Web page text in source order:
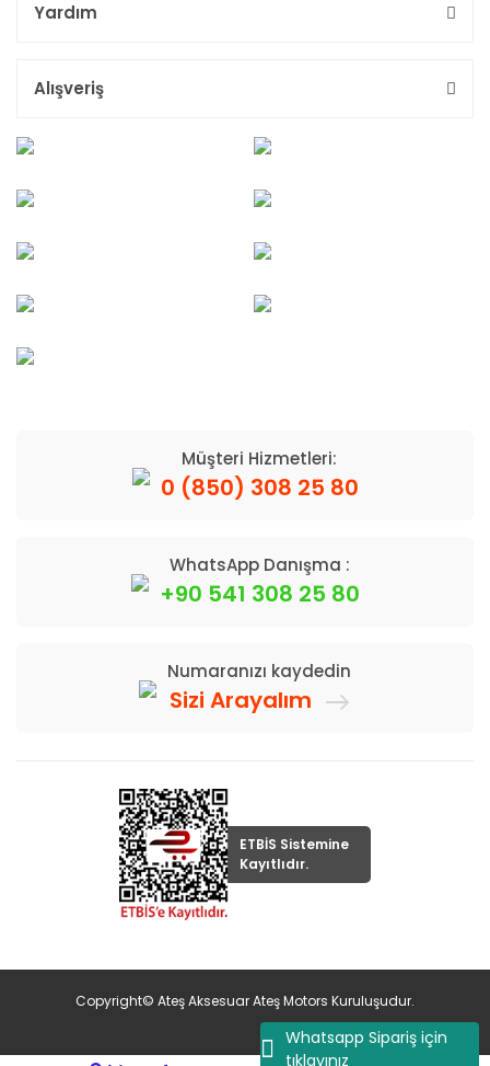
Whatsapp Sipariş için
tıklayınız
Yardım
Alışveriş
Müşteri Hizmetleri:
0 (850) 308 25 80
WhatsApp Danışma :
+90 541 308 25 80
Numaranızı kaydedin
Sizi Arayalım
ETBİS Sistemine
Kayıtlıdır.
Copyright© Ateş Aksesuar Ateş Motors Kuruluşudur.